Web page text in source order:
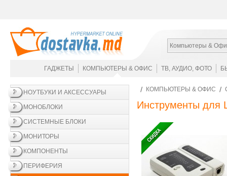
Компьютеры &
ГАДЖЕТЫ КОМПЬЮТЕРЫ & ОФИС ТВ, АУДИО, ФОТО
НОУТБУКИ И АКСЕССУАРЫ
МОНОБЛОКИ
СИСТЕМНЫЕ БЛОКИ
МОНИТОРЫ
КОМПОНЕНТЫ
ПЕРИФЕРИЯ
КОМПЬЮТЕРЫ & ОФИС
Инструменты для